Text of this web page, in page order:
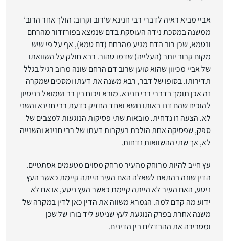
אביי מביא ראיה לדברי רבי חנינא ש’רוב וקרוב: הולך אחר הרוב’
ממשנה במסכת נידה העוסקת בדם שנמצא בפורזדור מהרחם
ונטמא, שכן רוב הדם מגיע מהרחם (דם טמא), אף על פי שיש
מקום קרוב יותר (העלייה) שדמו טהור. רבא חולק על השוואתו
של אביי מכיוון שהוא טוען שרוב דם הרחם שונה מרוב רגיל בגלל
תדירותו. בסופו של דבר, רבא משנה את דעתו ומסכים שמקרה
זה אכן תומך בדברי רבי חנינא. מובא ויכוח בין רב ושמואל בניסיון
להוכיח שהם דנו באותו נושא ואחד החזיק כדעת רבי חנינא והשני
לא. הצעה זו נדחית. מובאות שתי פסיקות הנוגעות למצבים של
ספק, שפסיקה אחת הולכת בעקבות דעתו של רבי חנינא והשנייה
לא, אך שתי ההשוואות נדחות.
עץ חייב להיות מרוחק מהעיר מרחק מסוים מטעמים אסתטיים.
הדין שונה בהתאם לשאלה האם העיר הייתה קיימת כאשר העץ
ניטע, האם העיר לא הייתה קיימת כאשר העץ ניטע, או אם לא
ידוע מה קדם למה. הגמרא משווה את הדין כאן לדין במקרה של
משנה אחרת בפרק הנוגעת לעץ שניטע ליד בורו של שכן
ומסבירה את ההבדלים בין הדינים.